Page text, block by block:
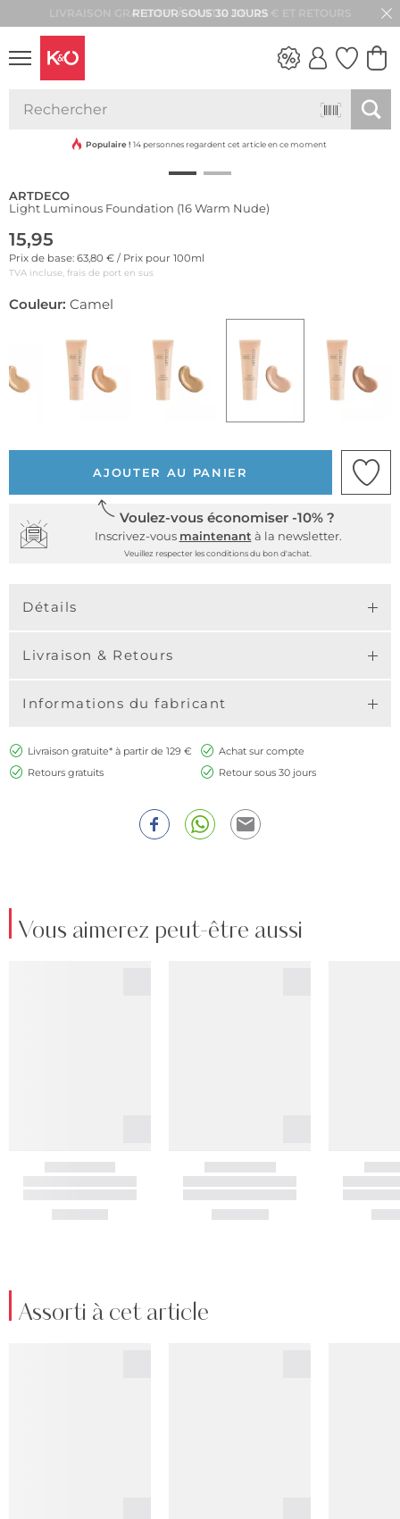
RETOUR SOUS 30 JOURS
VIBES
Populaire ! 14 personnes regardent cet article en ce moment
ARTDECO
Light Luminous Foundation (16 Warm Nude)
15,95
Prix de base: 63,80 € / Prix pour 100ml
TVA incluse, frais de port en sus
Couleur: Camel
AJOUTER AU PANIER
Voulez-vous économiser -10% ?
Inscrivez-vous maintenant à la newsletter.
Veuillez respecter les conditions du bon d'achat.
Détails
Livraison & Retours
Informations du fabricant
Livraison gratuite* à partir de 129 €
Achat sur compte
Retours gratuits
Retour sous 30 jours
Vous aimerez peut-être aussi
Assorti à cet article